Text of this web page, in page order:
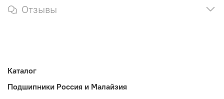
Отзывы
Каталог
Подшипники Россия и Малайзия